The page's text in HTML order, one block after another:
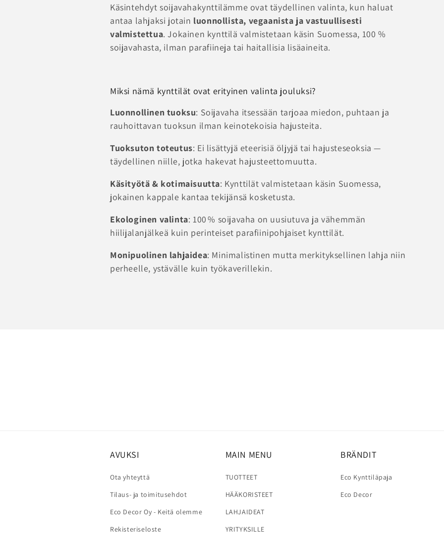
e
l
a
:
Käsintehdyt soijavahakynttilämme ovat täydellinen valinta, kun haluat
antaa lahjaksi jotain luonnollista, vegaanista ja vastuullisesti
valmistettua. Jokainen kynttilä valmistetaan käsin Suomessa, 100 %
soijavahasta, ilman parafiineja tai haitallisia lisäaineita.
Miksi nämä kynttilät ovat erityinen valinta jouluksi?
Luonnollinen tuoksu: Soijavaha itsessään tarjoaa miedon, puhtaan ja
rauhoittavan tuoksun ilman keinotekoisia hajusteita.
Tuoksuton toteutus: Ei lisättyjä eteerisiä öljyjä tai hajusteseoksia —
täydellinen niille, jotka hakevat hajusteettomuutta.
Käsityötä & kotimaisuutta: Kynttilät valmistetaan käsin Suomessa,
jokainen kappale kantaa tekijänsä kosketusta.
Ekologinen valinta: 100 % soijavaha on uusiutuva ja vähemmän
hiilijalanjälkeä kuin perinteiset parafiinipohjaiset kynttilät.
Monipuolinen lahjaidea: Minimalistinen mutta merkityksellinen lahja niin
perheelle, ystävälle kuin työkaverillekin.
AVUKSI
Ota yhteyttä
Tilaus- ja toimitusehdot
Eco Decor Oy - Keitä olemme
Rekisteriseloste
MAIN MENU
TUOTTEET
HÄÄKORISTEET
LAHJAIDEAT
YRITYKSILLE
BRÄNDIT
Eco Kynttiläpaja
Eco Decor